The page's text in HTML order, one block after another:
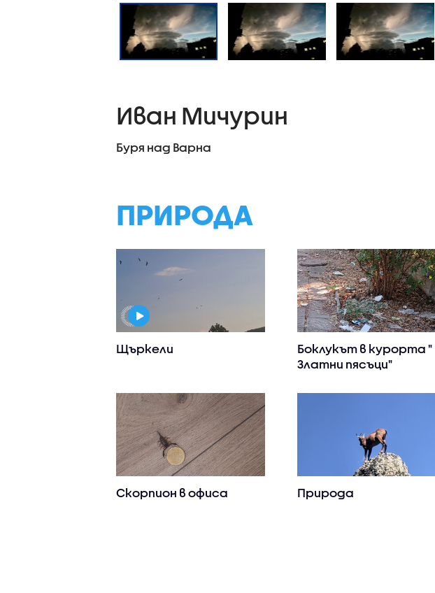
Иван Мичурин
Буря над Варна
ПРИРОДА
Щъркели
Боклукът в курорта "
Златни пясъци"
Скорпион в офиса Природа